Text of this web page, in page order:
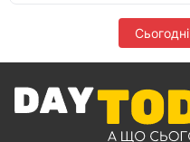
Сьогодні